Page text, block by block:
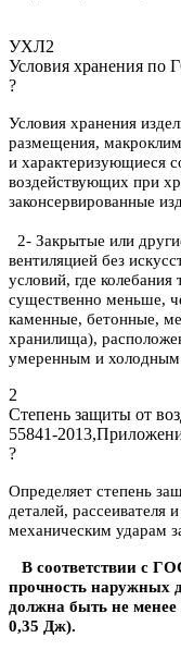
УХЛ2
Условия хранения по
?
Условия хранения
размещения,
и характеризующиеся
воздействующих при
законсервированные
2- Закрытые или
вентиляцией без
условий, где
существенно меньше,
каменные, бетонные,
хранилища),
умеренным и
2
Степень защиты от
55841-
?
Определяет степень
деталей, рассеивателя
механическим ударам
В соответствии с
прочность наружных
должна быть не
0,35 Дж).